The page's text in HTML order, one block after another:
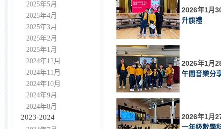
2025年5月
2025年4月
2025年3月
2025年2月
2025年1月
2024年12月
2024年11月
2024年10月
2024年9月
2024年8月
2023-2024
2026年1月
升旗禮
2026年1月
午間音樂分
2026年1月
一年級數學